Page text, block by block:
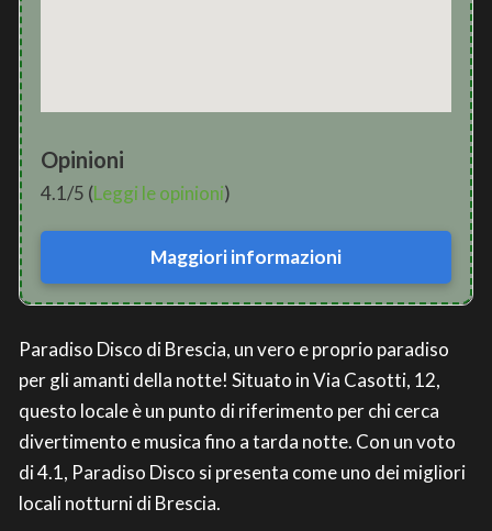
Opinioni
4.1/5 (Leggi le opinioni)
Maggiori informazioni
Paradiso Disco di Brescia, un vero e proprio paradiso
per gli amanti della notte! Situato in Via Casotti, 12,
questo locale è un punto di riferimento per chi cerca
divertimento e musica fino a tarda notte. Con un voto
di 4.1, Paradiso Disco si presenta come uno dei migliori
locali notturni di Brescia.